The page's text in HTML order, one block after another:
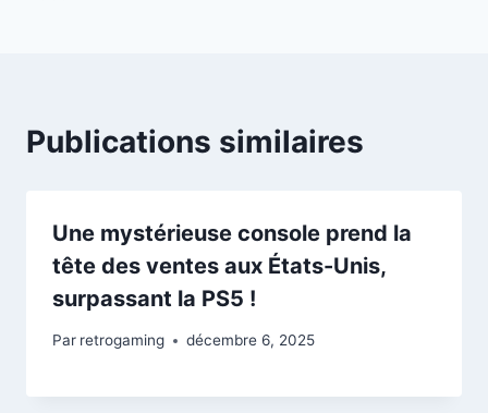
Publications similaires
Une mystérieuse console prend la
tête des ventes aux États-Unis,
surpassant la PS5 !
Par retrogaming décembre 6, 2025